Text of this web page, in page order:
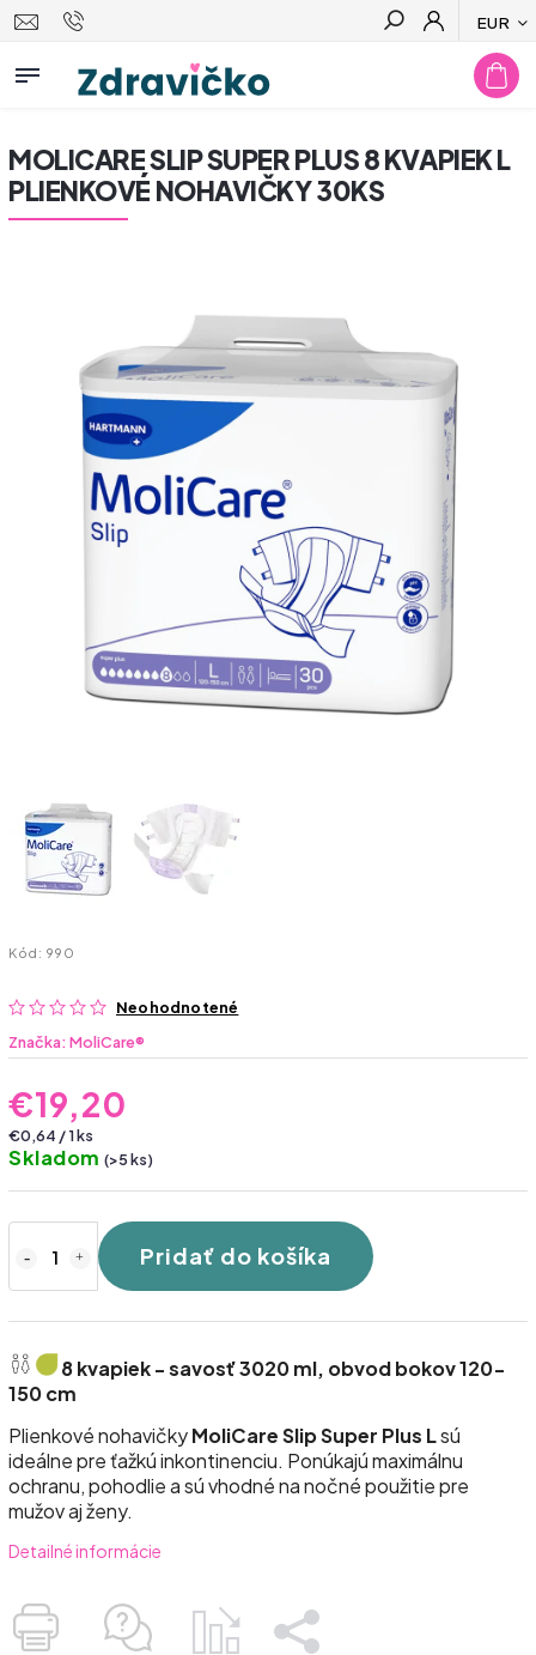
EUR
Hľadať
MOLICARE SLIP SUPER PLUS 8 KVAPIEK L
PLIENKOVÉ NOHAVIČKY 30KS
Kód: 990
Neohodnotené
Značka:MoliCare®
€19,20
€0,64 / 1 ks
Skladom (>5 ks)
Pridať do košíka
8 kvapiek - savosť 3020 ml, obvod bokov 120-
150 cm
Plienkové nohavičkyMoliCare Slip Super Plus Lsú
ideálne pre ťažkú inkontinenciu. Ponúkajú maximálnu
ochranu, pohodlie a sú vhodné na nočné použitie pre
mužov aj ženy.
Detailné informácie